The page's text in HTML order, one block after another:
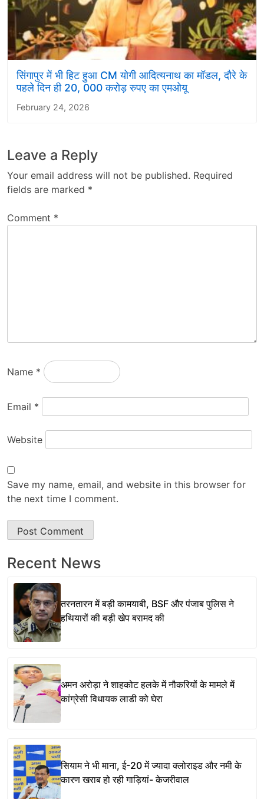
सिंगापुर में भी हिट हुआ CM योगी आदित्यनाथ का मॉडल, दौरे के
पहले दिन ही 20, 000 करोड़ रुपए का एमओयू
February 24, 2026
Leave a Reply
Your email address will not be published. Required
fields are marked *
Comment *
Name *
Email *
Website
Save my name, email, and website in this browser for
the next time I comment.
Recent News
तरनतारन में बड़ी कामयाबी, BSF और पंजाब पुलिस ने
हथियारों की बड़ी खेप बरामद की
अमन अरोड़ा ने शाहकोट हलके में नौकरियों के मामले में
कांग्रेसी विधायक लाडी को घेरा
सियाम ने भी माना, ई-20 में ज्यादा क्लोराइड और नमी के
कारण खराब हो रही गाड़ियां- केजरीवाल